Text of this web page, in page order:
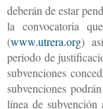
deberán de estar
la convocatoria
(www.utrera.org)
periodo de
subvenciones
subvenciones
línea de